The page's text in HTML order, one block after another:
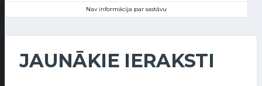
Nav informācija par sastāvu
JAUNĀKIE IERAKSTI